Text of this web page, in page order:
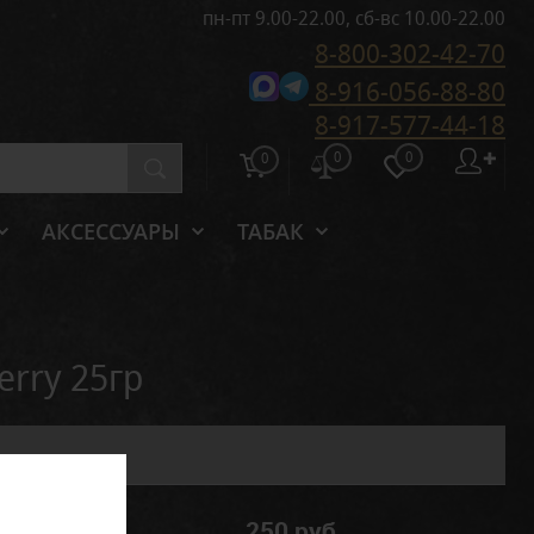
пн-пт 9.00-22.00, сб-вс 10.00-22.00
8-800-302-42-70
8-916-056-88-80
8-917-577-44-18
0 0 0 ✚
АКСЕССУАРЫ ТАБАК
25гр